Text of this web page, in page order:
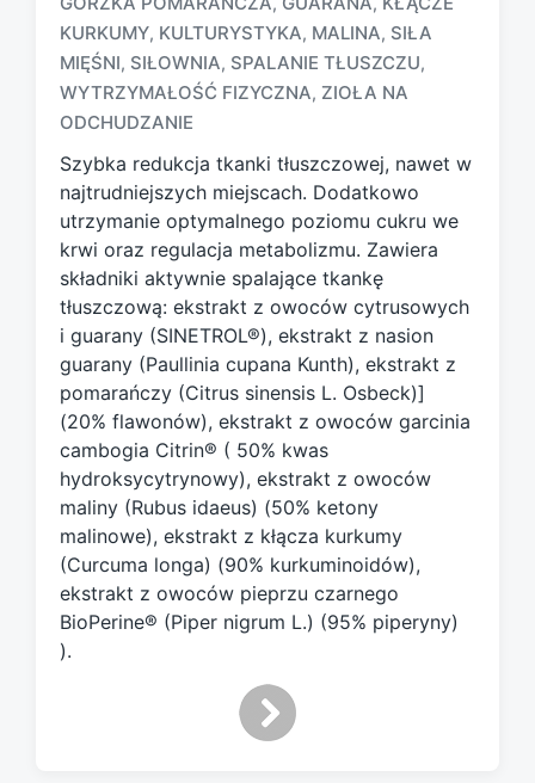
T
a
g
e
d
w
t
h
KURKUMY, KULTURYSTYKA, MALINA, SIŁA
MIĘŚNI, SIŁOWNIA, SPALANIE TŁUSZCZU,
WYTRZYMAŁOŚĆ FIZYCZNA, ZIOŁA NA
ODCHUDZANIE
Szybka redukcja tkanki tłuszczowej, nawet w
najtrudniejszych miejscach. Dodatkowo
utrzymanie optymalnego poziomu cukru we
krwi oraz regulacja metabolizmu. Zawiera
składniki aktywnie spalające tkankę
tłuszczową: ekstrakt z owoców cytrusowych
i guarany (SINETROL®), ekstrakt z nasion
guarany (Paullinia cupana Kunth), ekstrakt z
pomarańczy (Citrus sinensis L. Osbeck)]
(20% flawonów), ekstrakt z owoców garcinia
cambogia Citrin® ( 50% kwas
hydroksycytrynowy), ekstrakt z owoców
maliny (Rubus idaeus) (50% ketony
malinowe), ekstrakt z kłącza kurkumy
(Curcuma longa) (90% kurkuminoidów),
ekstrakt z owoców pieprzu czarnego
BioPerine® (Piper nigrum L.) (95% piperyny)
).